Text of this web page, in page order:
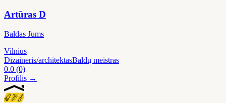
Artūras D
Baldas Jums
Vilnius
Dizaineris/architektasBaldų meistras
0.0 (0)
Profilis →